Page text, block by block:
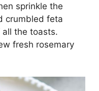
sprinkle the
crumbled feta
the toasts.
fresh rosemary